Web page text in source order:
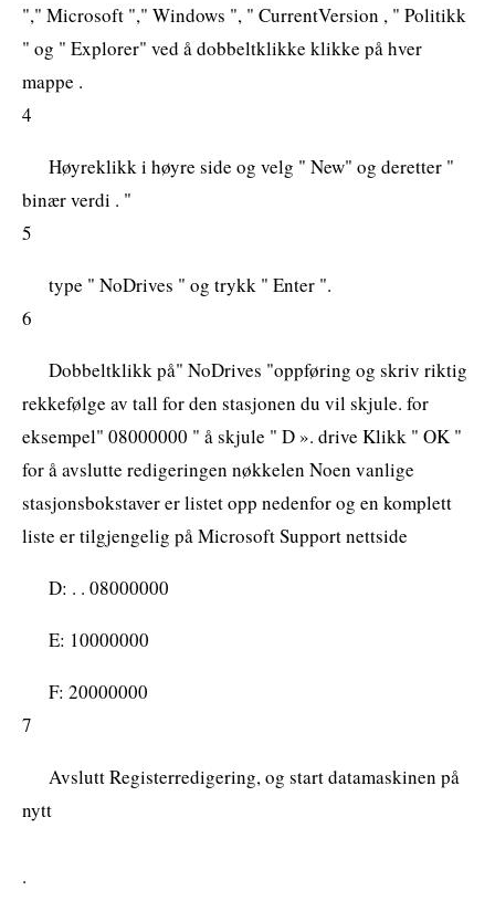
"," Microsoft "," Windows ", " CurrentVersion , " Politikk
" og " Explorer" ved å dobbeltklikke klikke på hver
mappe .
4
Høyreklikk i høyre side og velg " New" og deretter "
binær verdi . "
5
type " NoDrives " og trykk " Enter ".
6
Dobbeltklikk på" NoDrives "oppføring og skriv riktig
rekkefølge av tall for den stasjonen du vil skjule. for
eksempel" 08000000 " å skjule " D ». drive Klikk " OK "
for å avslutte redigeringen nøkkelen Noen vanlige
stasjonsbokstaver er listet opp nedenfor og en komplett
liste er tilgjengelig på Microsoft Support nettside
D: . . 08000000
E: 10000000
F: 20000000
7
Avslutt Registerredigering, og start datamaskinen på
nytt
.